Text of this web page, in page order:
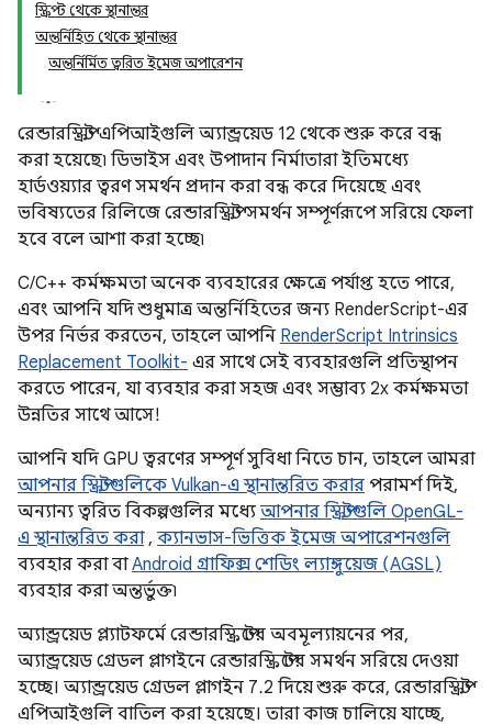
স্ক্রিপ্ট থেকে স্থানান্তর
অন্তর্নিহিত থেকে স্থানান্তর
অন্তর্নির্মিত ত্বরিত ইমেজ অপারেশন
রেন্ডারস্ক্রিপ্ট এপিআইগুলি অ্যান্ড্রয়েড 12 থেকে শুরু করে বন্ধ
করা হয়েছে৷ ডিভাইস এবং উপাদান নির্মাতারা ইতিমধ্যে
হার্ডওয়্যার ত্বরণ সমর্থন প্রদান করা বন্ধ করে দিয়েছে এবং
ভবিষ্যতের রিলিজে রেন্ডারস্ক্রিপ্ট সমর্থন সম্পূর্ণরূপে সরিয়ে ফেলা
হবে বলে আশা করা হচ্ছে৷
C/C++ কর্মক্ষমতা অনেক ব্যবহারের ক্ষেত্রে পর্যাপ্ত হতে পারে,
এবং আপনি যদি শুধুমাত্র অন্তর্নিহিতের জন্য RenderScript-এর
উপর নির্ভর করতেন, তাহলে আপনি RenderScript Intrinsics
Replacement Toolkit- এর সাথে সেই ব্যবহারগুলি প্রতিস্থাপন
করতে পারেন, যা ব্যবহার করা সহজ এবং সম্ভাব্য 2x কর্মক্ষমতা
উন্নতির সাথে আসে!
আপনি যদি GPU ত্বরণের সম্পূর্ণ সুবিধা নিতে চান, তাহলে আমরা
আপনার স্ক্রিপ্টগুলিকে Vulkan-এ স্থানান্তরিত করার পরামর্শ দিই,
অন্যান্য ত্বরিত বিকল্পগুলির মধ্যে আপনার স্ক্রিপ্টগুলি OpenGL-
এ স্থানান্তরিত করা, ক্যানভাস-ভিত্তিক ইমেজ অপারেশনগুলি
ব্যবহার করা বাAndroid গ্রাফিক্স শেডিং ল্যাঙ্গুয়েজ (AGSL)
ব্যবহার করা অন্তর্ভুক্ত৷
অ্যান্ড্রয়েড প্ল্যাটফর্মে রেন্ডারস্ক্রিপ্টের অবমূল্যায়নের পর,
অ্যান্ড্রয়েড গ্রেডল প্লাগইনে রেন্ডারস্ক্রিপ্টের সমর্থন সরিয়ে দেওয়া
হচ্ছে। অ্যান্ড্রয়েড গ্রেডল প্লাগইন 7.2 দিয়ে শুরু করে, রেন্ডারস্ক্রিপ্ট
এপিআইগুলি বাতিল করা হয়েছে। তারা কাজ চালিয়ে যাচ্ছে,